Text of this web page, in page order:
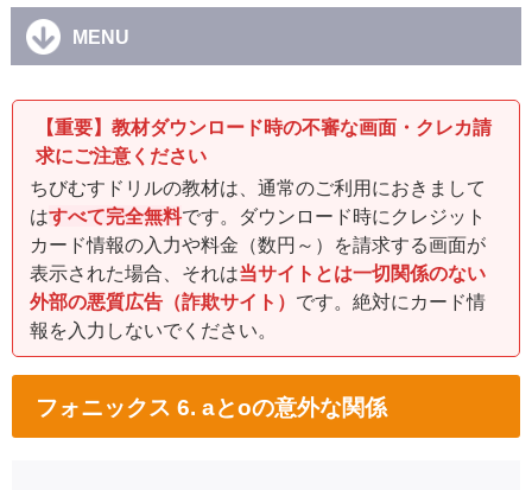
MENU
【重要】教材ダウンロード時の不審な画面・クレカ請
求にご注意ください
ちびむすドリルの教材は、通常のご利用におきまして
はすべて完全無料です。ダウンロード時にクレジット
カード情報の入力や料金（数円～）を請求する画面が
表示された場合、それは当サイトとは一切関係のない
外部の悪質広告（詐欺サイト） です。絶対にカード情
報を入力しないでください。
フォニックス 6. aとoの意外な関係